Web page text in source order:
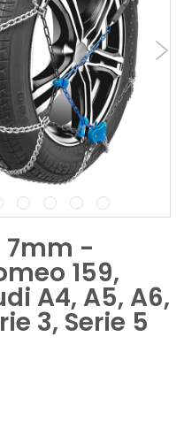
7mm -
159,
A4, A5, A6,
3, Serie 5